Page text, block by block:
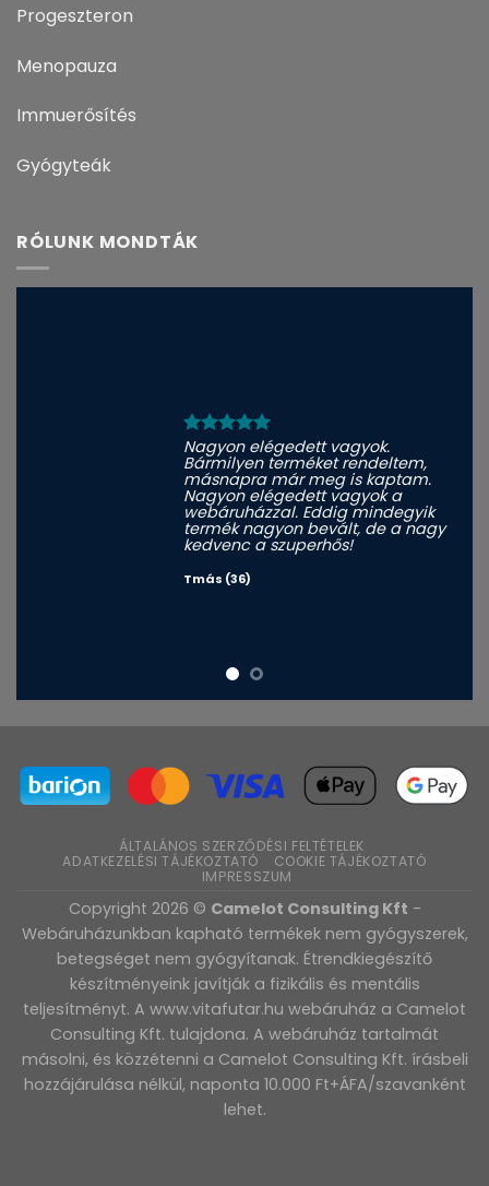
Progeszteron
Menopauza
Immuerősítés
Gyógyteák
RÓLUNK MONDTÁK
Nagyon elégedett vagyok.
Bármilyen terméket rendeltem,
másnapra már meg is kaptam.
Nagyon elégedett vagyok a
webáruházzal. Eddig mindegyik
termék nagyon bevált, de a nagy
kedvenc a szuperhős!
Tmás (36)
ÁLTALÁNOS SZERZŐDÉSI FELTÉTELEK
ADATKEZELÉSI TÁJÉKOZTATÓ
COOKIE TÁJÉKOZTATÓ
IMPRESSZUM
Copyright 2026 © Camelot Consulting Kft -
Webáruházunkban kapható termékek nem gyógyszerek,
betegséget nem gyógyítanak. Étrendkiegészítő
készítményeink javítják a fizikális és mentális
teljesítményt. A www.vitafutar.hu webáruház a Camelot
Consulting Kft. tulajdona. A webáruház tartalmát
másolni, és közzétenni a Camelot Consulting Kft. írásbeli
hozzájárulása nélkül, naponta 10.000 Ft+ÁFA/szavanként
lehet.